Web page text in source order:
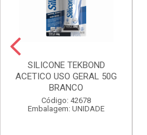
SILICONE TEKBOND
ACETICO USO GERAL 50G
BRANCO
Código: 42678
Embalagem: UNIDADE